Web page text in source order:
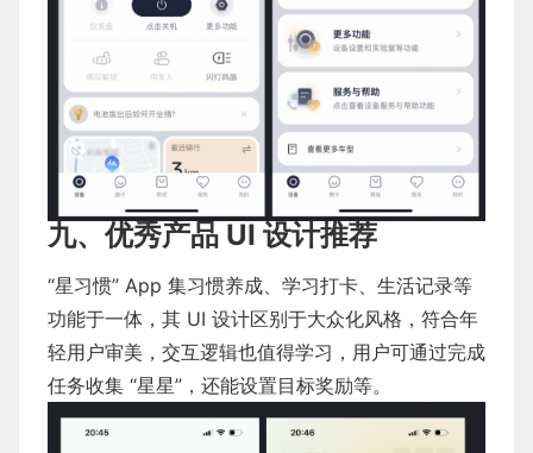
九、优秀产品 UI 设计推荐
“星习惯” App 集习惯养成、学习打卡、生活记录等
功能于一体，其 UI 设计区别于大众化风格，符合年
轻用户审美，交互逻辑也值得学习，用户可通过完成
任务收集 “星星”，还能设置目标奖励等。